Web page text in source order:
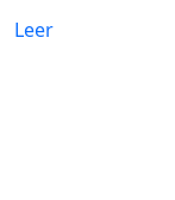
Leer